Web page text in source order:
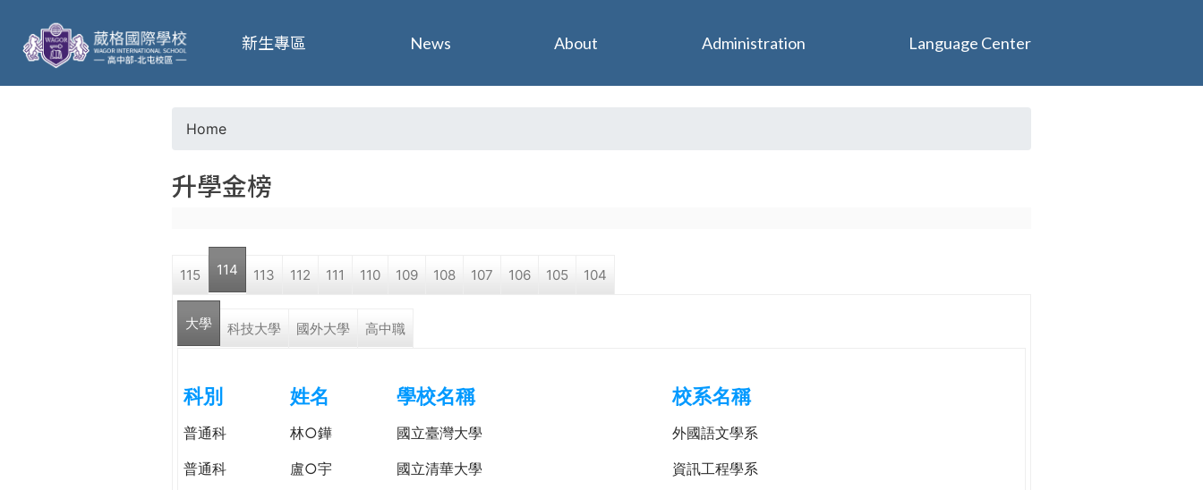
葳
格
o
a
r
e
Home
升學金榜
115 114 113 112 111 110 109 108 107 106 105 104
大學 科技大學 國外大學 高中職
科別 姓名 學校名稱 校系名稱
普通科 林○鏵 國立臺灣大學
外國語文學系
普通科
盧○宇 國立清華大學
資訊工程學系
新生專區 News About Administration Language Center